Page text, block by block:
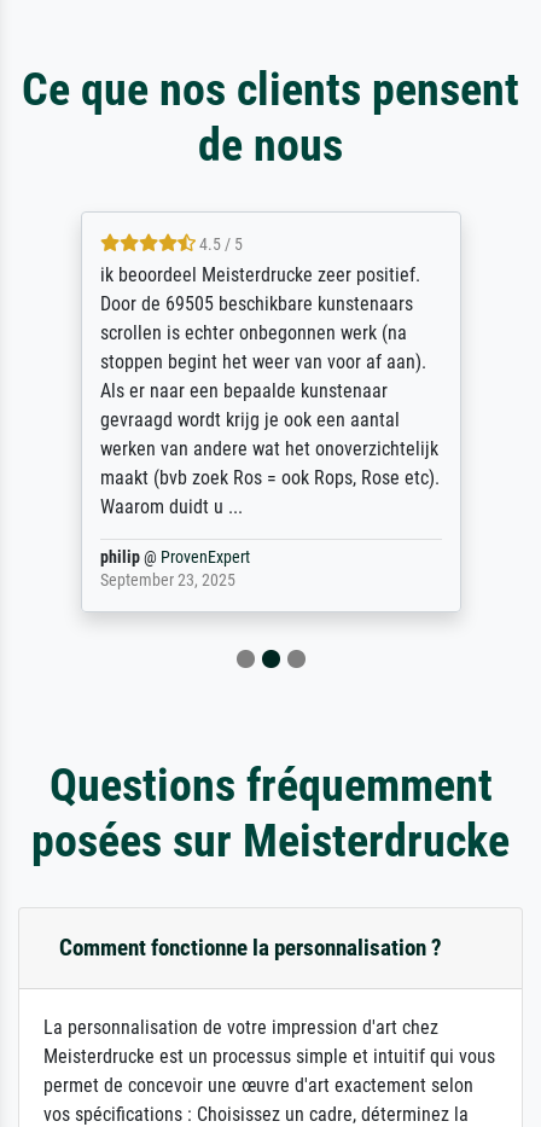
Ce que nos clients pensent
de nous
4.5 / 5
ik beoordeel Meisterdrucke zeer positief.
Door de 69505 beschikbare kunstenaars
scrollen is echter onbegonnen werk (na
stoppen begint het weer van voor af aan).
Als er naar een bepaalde kunstenaar
gevraagd wordt krijg je ook een aantal
werken van andere wat het onoverzichtelijk
maakt (bvb zoek Ros = ook Rops, Rose etc).
Waarom duidt u ...
philip@ ProvenExpert
September 23, 2025
Questions fréquemment
posées sur Meisterdrucke
Comment fonctionne la personnalisation ?
La personnalisation de votre impression d'art chez
Meisterdrucke est un processus simple et intuitif qui vous
permet de concevoir une œuvre d'art exactement selon
vos spécifications : Choisissez un cadre, déterminez la